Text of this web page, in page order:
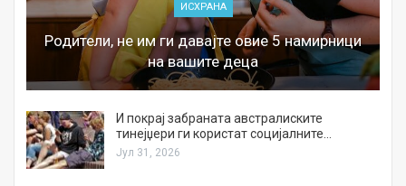
ИСХРАНА
Родители, не им ги давајте овие 5 намирници
на вашите деца
И покрај забраната австралиските
тинејџери ги користат социјалните…
Јул 31, 2026